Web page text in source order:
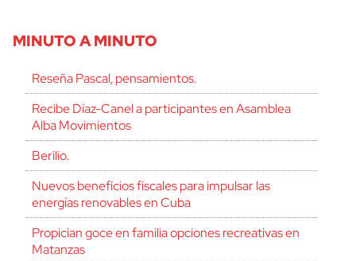
MINUTO A MINUTO
Reseña Pascal, pensamientos.
Recibe Díaz-Canel a participantes en Asamblea
Alba Movimientos
Berilio.
Nuevos beneficios fiscales para impulsar las
energías renovables en Cuba
Propician goce en familia opciones recreativas en
Matanzas